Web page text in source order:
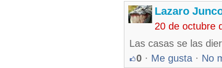
Lazaro
20 de octubre
Las casas se las
0 · Me gusta · No